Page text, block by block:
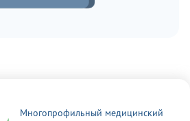
Многопрофильный медицинский